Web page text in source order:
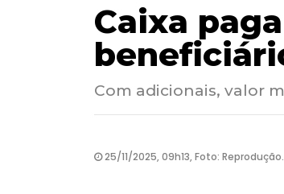
Caixa
Com adicionais, valor
25/11/2025, 09h13, Foto: Reprodução.